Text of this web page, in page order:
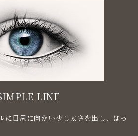
LINE
に目尻に向かい少し太さを出し、はっ